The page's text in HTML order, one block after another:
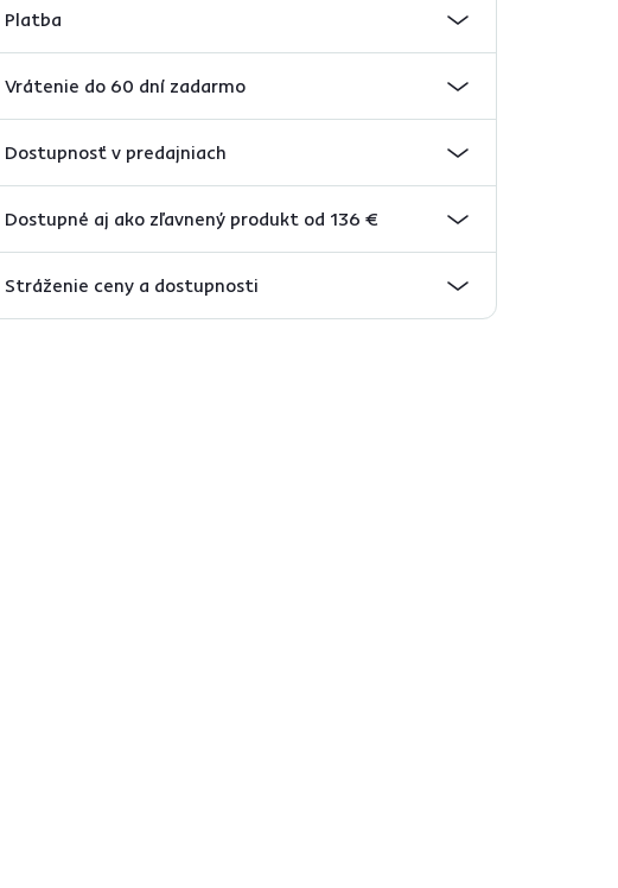
Platba
Vrátenie do 60 dní zadarmo
Dostupnosť v predajniach
Dostupné aj ako zľavnený produkt od 136 €
Stráženie ceny a dostupnosti